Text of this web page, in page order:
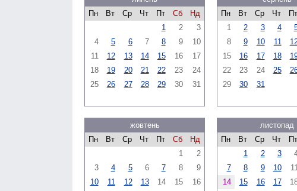
Пн
Вт Ср Чт Пт Сб
Нд
1
2
3
4
5 6 7 8 9
10
11
12 13 14 15 16
17
18
19 20 21 22 23
24
25
26 27 28 29 30 31
Пн
Вт Ср Чт Пт
1
2 3 4
8
9 10 11
15
16 17 18
22
23 24 25
29
30 31
жовтень
Пн
Вт Ср Чт Пт Сб
Нд
1
2
3
4 5 6 7 8
9
10
11 12 13 14 15
16
листопад
Пн
Вт Ср Чт Пт
1
2 3
7
8 9 10
14
15 16 17